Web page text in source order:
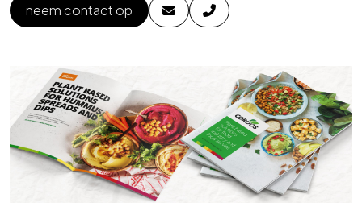
neem contact op